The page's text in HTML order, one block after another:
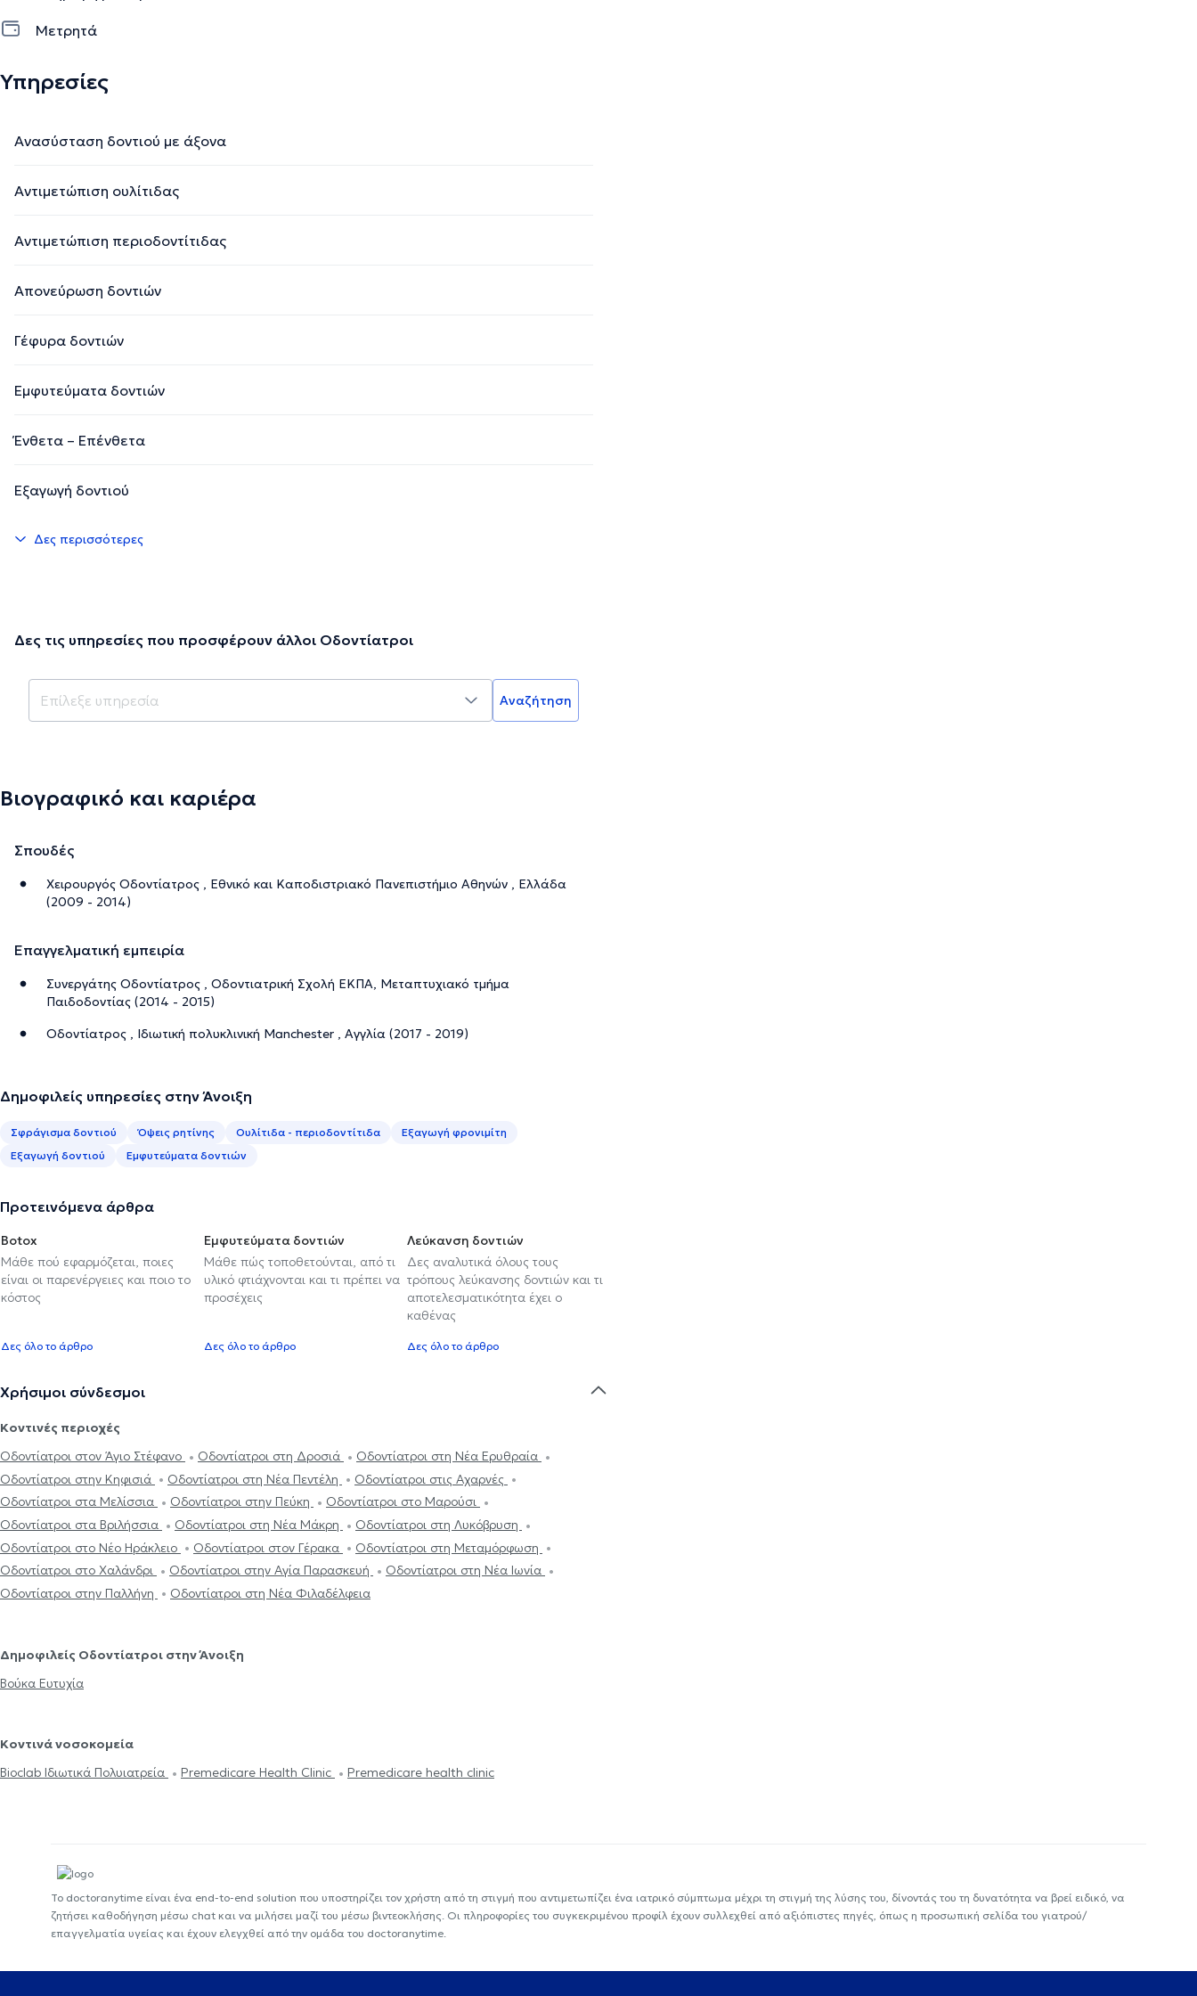
Μετρητά
Υπηρεσίες
Ανασύσταση δοντιού με άξονα
Αντιμετώπιση ουλίτιδας
Αντιμετώπιση περιοδοντίτιδας
Απονεύρωση δοντιών
Γέφυρα δοντιών
Εμφυτεύματα δοντιών
Ένθετα – Επένθετα
Εξαγωγή δοντιού
Δες περισσότερες
Δες τις υπηρεσίες που προσφέρουν άλλοι Οδοντίατροι
Αναζήτηση
Βιογραφικό και καριέρα
Σπουδές
Χειρουργός Οδοντίατρος , Εθνικό και Καποδιστριακό Πανεπιστήμιο Αθηνών , Ελλάδα
(2009 - 2014)
Επαγγελματική εμπειρία
Συνεργάτης Οδοντίατρος , Οδοντιατρική Σχολή ΕΚΠΑ, Μεταπτυχιακό τμήμα
Παιδοδοντίας (2014 - 2015)
Οδοντίατρος , Ιδιωτική πολυκλινική Manchester , Αγγλία (2017 - 2019)
Δημοφιλείς υπηρεσίες στην Άνοιξη
Σφράγισμα δοντιού Όψεις ρητίνης Ουλίτιδα - περιοδοντίτιδα
Εξαγωγή φρονιμίτη
Εξαγωγή δοντιού
Εμφυτεύματα δοντιών
Προτεινόμενα άρθρα
Botox
Μάθε πού εφαρμόζεται, ποιες
είναι οι παρενέργειες και ποιο το
κόστος
Δες όλο το άρθρο
Εμφυτεύματα δοντιών
Μάθε πώς τοποθετούνται, από τι
υλικό φτιάχνονται και τι πρέπει να
προσέχεις
Δες όλο το άρθρο
Λεύκανση δοντιών
Δες αναλυτικά όλους τους
τρόπους λεύκανσης δοντιών και τι
αποτελεσματικότητα έχει ο
καθένας
Δες όλο το άρθρο
Χρήσιμοι σύνδεσμοι
Κοντινές περιοχές
Οδοντίατροι στον Άγιο Στέφανο
Οδοντίατροι στη Δροσιά
Οδοντίατροι στη Νέα Ερυθραία
Οδοντίατροι στην Κηφισιά
Οδοντίατροι στη Νέα Πεντέλη
Οδοντίατροι στις Αχαρνές
Οδοντίατροι στα Μελίσσια
Οδοντίατροι στην Πεύκη
Οδοντίατροι στο Μαρούσι
Οδοντίατροι στα Βριλήσσια
Οδοντίατροι στη Νέα Μάκρη
Οδοντίατροι στη Λυκόβρυση
Οδοντίατροι στο Νέο Ηράκλειο
Οδοντίατροι στον Γέρακα
Οδοντίατροι στη Μεταμόρφωση
Οδοντίατροι στο Χαλάνδρι
Οδοντίατροι στην Αγία Παρασκευή
Οδοντίατροι στη Νέα Ιωνία
Οδοντίατροι στην Παλλήνη
Οδοντίατροι στη Νέα Φιλαδέλφεια
Δημοφιλείς Οδοντίατροι στην Άνοιξη
Βούκα Ευτυχία
Κοντινά νοσοκομεία
Bioclab Ιδιωτικά Πολυιατρεία
Premedicare Health Clinic Premedicare health clinic
Το doctoranytime είναι ένα end-to-end solution που υποστηρίζει τον χρήστη από τη στιγμή που αντιμετωπίζει ένα ιατρικό σύμπτωμα μέχρι τη στιγμή της λύσης του, δίνοντάς του τη δυνατότητα να βρεί ειδικό, να
ζητήσει καθοδήγηση μέσω chat και να μιλήσει μαζί του μέσω βιντεοκλήσης. Οι πληροφορίες του συγκεκριμένου προφίλ έχουν συλλεχθεί από αξιόπιστες πηγές, όπως η προσωπική σελίδα του γιατρού/
επαγγελματία υγείας και έχουν ελεγχθεί από την ομάδα του doctoranytime.